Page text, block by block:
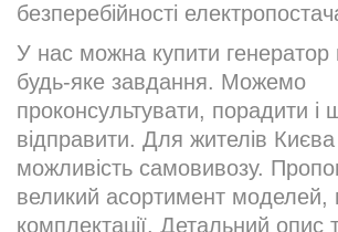
безперебійності
У нас можна купити генератор
будь-яке завдання. Можемо
проконсультувати, порадити і
відправити. Для жителів
можливість самовивозу.
великий асортимент моделей,
комплектації. Детальний опис